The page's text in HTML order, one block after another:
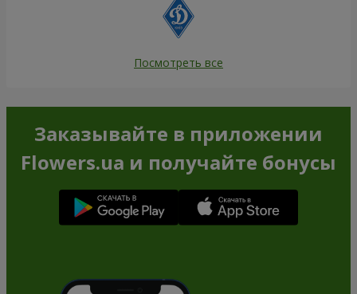
Посмотреть все
Заказывайте в приложении
Flowers.ua и получайте бонусы